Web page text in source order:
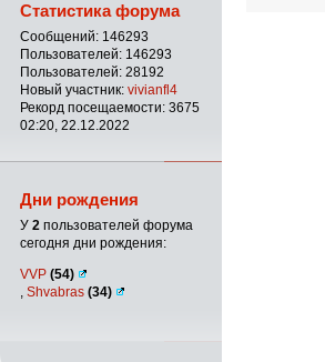
Статистика форума
Сообщений: 146293
Пользователей: 146293
Пользователей: 28192
Новый участник: vivianfl4
Рекорд посещаемости: 3675
02:20, 22.12.2022
Дни рождения
У 2 пользователей форума
сегодня дни рождения:
VVP (54)
Shvabras (34)